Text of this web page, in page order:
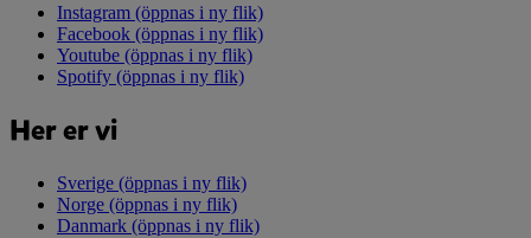
Instagram (öppnas i ny flik)
Facebook (öppnas i ny flik)
Youtube (öppnas i ny flik)
Spotify (öppnas i ny flik)
Her er vi
Sverige (öppnas i ny flik)
Norge (öppnas i ny flik)
Danmark (öppnas i ny flik)